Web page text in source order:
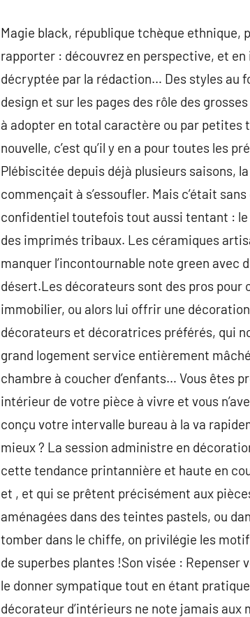
Magie black, république tchèque
rapporter : découvrez en perspective, et
décryptée par la rédaction… Des styles au
design et sur les pages des rôle des
à adopter en total caractère ou par petites
nouvelle, c’est qu’il y en a pour toutes les
Plébiscitée depuis déjà plusieurs saisons,
commençait à s’essoufler. Mais c’était
confidentiel toutefois tout aussi tentant : le
des imprimés tribaux. Les céramiques
manquer l’incontournable note green avec
désert.Les décorateurs sont des pros pour
immobilier, ou alors lui offrir une
décorateurs et décoratrices préférés, qui
grand logement service entièrement
chambre à coucher d’enfants… Vous êtes
intérieur de votre pièce à vivre et vous
conçu votre intervalle bureau à la va
mieux ? La session administre en
cette tendance printannière et haute en
et , et qui se prêtent précisément aux
aménagées dans des teintes pastels, ou
tomber dans le chiffe, on privilégie les
de superbes plantes !Son visée : Repenser
le donner sympatique tout en étant
décorateur d’intérieurs ne note jamais